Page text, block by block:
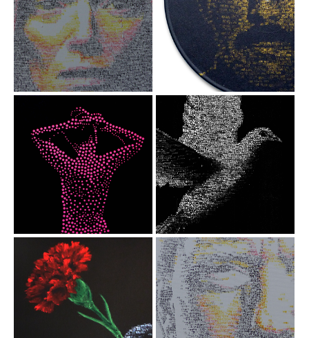
Marianne -
Liberté Egalité
Fraternité
Acrylique / tampon
sur toile, 65x81 cm,
2024
13 JUIL 1985
Freddie
Mercury
Acrylique / tampon
dateur sur disque
vinyle, 30 cm
Merci Simone
Perforations sur
papier, 30x40 cm
FRAGILE
Acrylique / tampon
dateur sur toile,
80x80 cm, 2023
25 AVR 1974-
La Révolution
des œillets
Donald Trump
-Fake news
fuck news